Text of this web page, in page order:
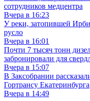
сотрудников медцентра
Вчера в 16:23
У реки, затопившей
русло
Вчера в 16:01
Почти 7 тысяч тонн
забронировали для
Вчера в 15:07
В Заксобрании
Гортрансу Екатеринбурга
Вчера в 14:49